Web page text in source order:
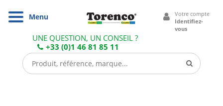
UNE QUESTION, UN CONSEIL ?
+33 (0)1 46 81 85 11
Votre compte
Identifiez-
vous
Navigation
Menu